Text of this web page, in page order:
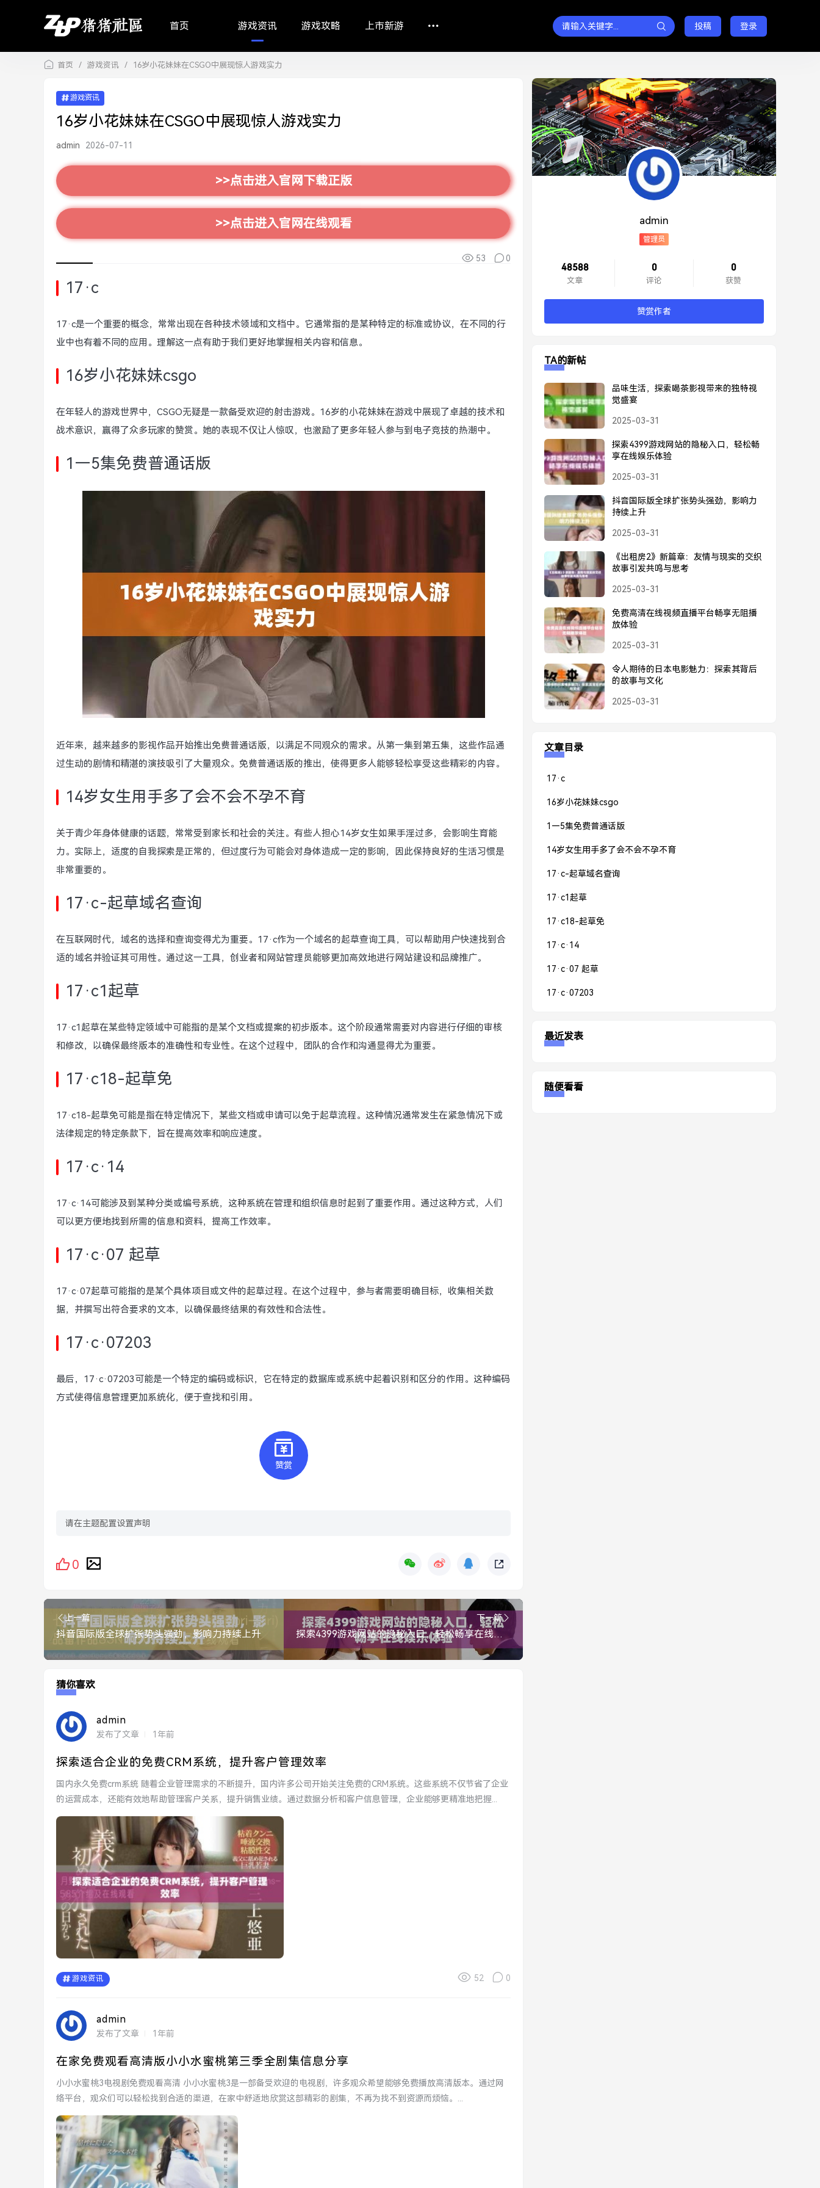
首页 游戏资讯 游戏攻略 上市新游 投稿 登录
首页 / 游戏资讯 / 16岁小花妹妹在CSGO中展现惊人游戏实力
游戏资讯
16岁小花妹妹在CSGO中展现惊人游戏实力
admin 2026-07-11
>>点击进入官网下载正版
>>点击进入官网在线观看
53 0
17·c
17·c是一个重要的概念，常常出现在各种技术领域和文档中。它通常指的是某种特定的标准或协议，在不同的行
业中也有着不同的应用。理解这一点有助于我们更好地掌握相关内容和信息。
16岁小花妹妹csgo
在年轻人的游戏世界中，CSGO无疑是一款备受欢迎的射击游戏。16岁的小花妹妹在游戏中展现了卓越的技术和
战术意识，赢得了众多玩家的赞赏。她的表现不仅让人惊叹，也激励了更多年轻人参与到电子竞技的热潮中。
1—5集免费普通话版
近年来，越来越多的影视作品开始推出免费普通话版，以满足不同观众的需求。从第一集到第五集，这些作品通
过生动的剧情和精湛的演技吸引了大量观众。免费普通话版的推出，使得更多人能够轻松享受这些精彩的内容。
14岁女生用手多了会不会不孕不育
关于青少年身体健康的话题，常常受到家长和社会的关注。有些人担心14岁女生如果手淫过多，会影响生育能
力。实际上，适度的自我探索是正常的，但过度行为可能会对身体造成一定的影响，因此保持良好的生活习惯是
非常重要的。
17·c-起草域名查询
在互联网时代，域名的选择和查询变得尤为重要。17·c作为一个域名的起草查询工具，可以帮助用户快速找到合
适的域名并验证其可用性。通过这一工具，创业者和网站管理员能够更加高效地进行网站建设和品牌推广。
17·c1起草
17·c1起草在某些特定领域中可能指的是某个文档或提案的初步版本。这个阶段通常需要对内容进行仔细的审核
和修改，以确保最终版本的准确性和专业性。在这个过程中，团队的合作和沟通显得尤为重要。
17·c18-起草免
17·c18-起草免可能是指在特定情况下，某些文档或申请可以免于起草流程。这种情况通常发生在紧急情况下或
法律规定的特定条款下，旨在提高效率和响应速度。
17·c·14
17·c·14可能涉及到某种分类或编号系统，这种系统在管理和组织信息时起到了重要作用。通过这种方式，人们
可以更方便地找到所需的信息和资料，提高工作效率。
17·c·07 起草
17·c·07起草可能指的是某个具体项目或文件的起草过程。在这个过程中，参与者需要明确目标，收集相关数
据，并撰写出符合要求的文本，以确保最终结果的有效性和合法性。
17·c·07203
最后，17·c·07203可能是一个特定的编码或标识，它在特定的数据库或系统中起着识别和区分的作用。这种编码
方式使得信息管理更加系统化，便于查找和引用。
赞赏
请在主题配置设置声明
0
上一篇
抖音国际版全球扩张势头强劲，影响力持续上升
下一篇
探索4399游戏网站的隐秘入口，轻松畅享在线娱乐体验
猜你喜欢
admin
发布了文章 1年前
探索适合企业的免费CRM系统，提升客户管理效率
国内永久免费crm系统 随着企业管理需求的不断提升，国内许多公司开始关注免费的CRM系统。这些系统不仅节省了企业
的运营成本，还能有效地帮助管理客户关系，提升销售业绩。通过数据分析和客户信息管理，企业能够更精准地把握...
游戏资讯 52 0
admin
发布了文章 1年前
在家免费观看高清版小小水蜜桃第三季全剧集信息分享
小小水蜜桃3电视剧免费观看高清 小小水蜜桃3是一部备受欢迎的电视剧，许多观众希望能够免费播放高清版本。通过网
络平台，观众们可以轻松找到合适的渠道，在家中舒适地欣赏这部精彩的剧集，不再为找不到资源而烦恼。...
admin
管理员
48588
文章
0
评论
0
获赞
赞赏作者
TA的新帖
品味生活，探索喝茶影视带来的独特视
觉盛宴
2025-03-31
探索4399游戏网站的隐秘入口，轻松畅
享在线娱乐体验
2025-03-31
抖音国际版全球扩张势头强劲，影响力
持续上升
2025-03-31
《出租房2》新篇章：友情与现实的交织
故事引发共鸣与思考
2025-03-31
免费高清在线视频直播平台畅享无阻播
放体验
2025-03-31
令人期待的日本电影魅力：探索其背后
的故事与文化
2025-03-31
文章目录
17·c
16岁小花妹妹csgo
1—5集免费普通话版
14岁女生用手多了会不会不孕不育
17·c-起草域名查询
17·c1起草
17·c18-起草免
17·c·14
17·c·07 起草
17·c·07203
最近发表
随便看看